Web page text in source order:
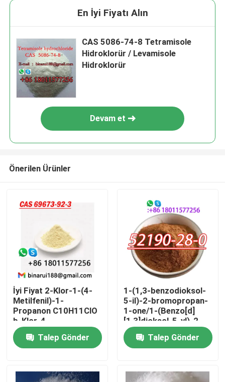
Evde
Ürün
Videolar
En İyi Fiyatı Alın
CAS 5086-74-8 Tetramisole
Hidroklorür / Levamisole
Hidroklorür
Devam et
Önerilen Ürünler
İyi Fiyat 2-Klor-1-(4-
Metilfenil)-1-
Propanon C10H11ClO
b-Klor-4-
metilpropifenon Cas
69673-92-3Talep Gönder
1-(1,3-benzodioksol-
5-il)-2-bromopropan-
1-one/1-(Benzo[d]
[1,3]dioksol-5-yl)-2-
bromopropan-1-one
CAS 52190-28-0
Talep Gönder